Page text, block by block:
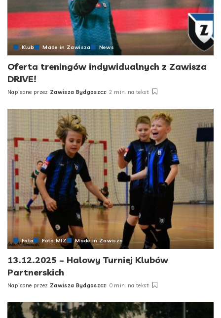
Klub Made in Zawisza News
Oferta treningów indywidualnych z Zawisza
DRIVE!
Posted
Napisane przez Zawisza Bydgoszcz 2 min. na tekst
Foto Foto MIZ Made in Zawisza
13.12.2025 – Halowy Turniej Klubów
Partnerskich
Posted
Napisane przez Zawisza Bydgoszcz 0 min. na tekst